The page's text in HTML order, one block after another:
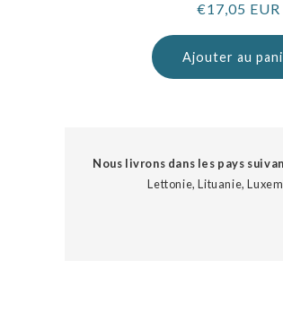
Prix
€17,05 EUR
Ajouter au
Nous livrons dans les pays
Lettonie, Lituanie,